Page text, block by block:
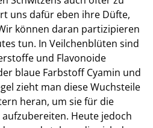
uns dafür eben ihre Düfte,
können daran partizipieren
tun. In Veilchenblüten sind
und Flavonoide
blaue Farbstoff Cyamin und
zieht man diese Wuchsteile
heran, um sie für die
Heute jedoch